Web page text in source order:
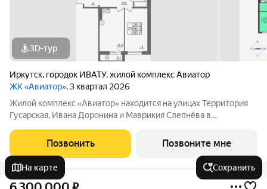
3D-тур
Иркутск, городок ИВАТУ,жилой комплекс Авиатор
ЖК «Авиатор», 3 квартал 2026
Жилой комплекс «Авиатор» находится на улицах Территория
Гусарская, Ивана Доронина и Маврикия Слепнёва в
важно быстро добраться до центра города. Хорошая
транспортная развязка с большим
Позвонить Позвоните мне
На карте Сохранить